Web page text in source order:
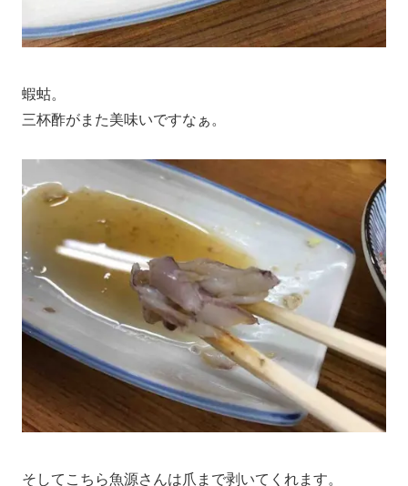
蝦蛄。
三杯酢がまた美味いですなぁ。
そしてこちら魚源さんは爪まで剥いてくれます。